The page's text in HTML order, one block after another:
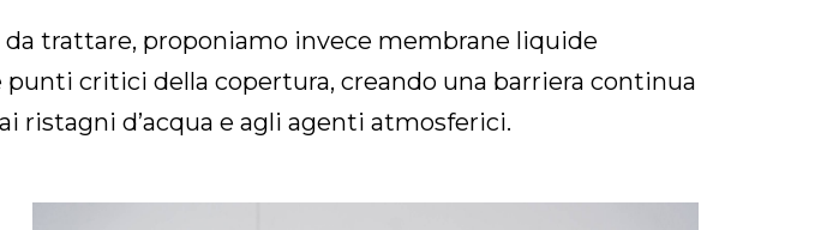
trattare, proponiamo invece membrane liquide
critici della copertura, creando una barriera continua
ristagni d’acqua e agli agenti atmosferici.